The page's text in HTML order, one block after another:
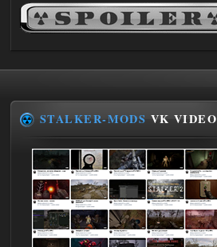
21:22
andreyforest1993
Здравствуйте, почему не
трелере?
ANOMALY ※ MEDIUM 7.0
19:14
Stalker-Mods-Clan-su
Доступно только для пользователей
Ответить ➤
03.08.2026
STALKER-MODS VK VIDEO